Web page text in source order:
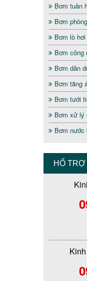
Bơm tuần
Bơm
Bơm lò hơi
Bơm công
Bơm dân
Bơm tăng
Bơm tưới
Bơm xử lý
Bơm nước
HỔ